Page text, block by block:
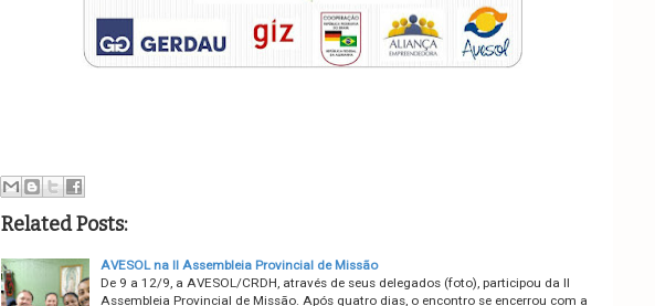
Related Posts:
AVESOL na II Assembleia Provincial de Missão
De 9 a 12/9, a AVESOL/CRDH, através de seus delegados (foto), participou da II
Assembleia Provincial de Missão. Após quatro dias, o encontro se encerrou com a